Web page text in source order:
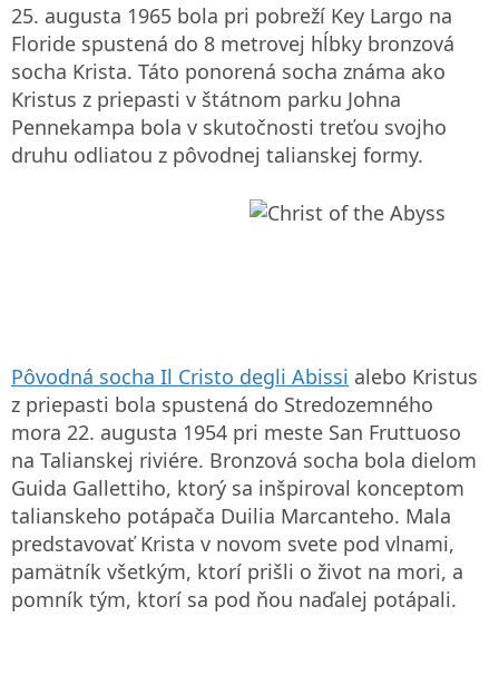
25. augusta 1965 bola pri pobreží Key Largo na
Floride spustená do 8 metrovej hĺbky bronzová
socha Krista. Táto ponorená socha známa ako
Kristus z priepasti v štátnom parku Johna
Pennekampa bola v skutočnosti treťou svojho
druhu odliatou z pôvodnej talianskej formy.
Pôvodná socha Il Cristo degli Abissi alebo Kristus
z priepasti bola spustená do Stredozemného
mora 22. augusta 1954 pri meste San Fruttuoso
na Talianskej riviére. Bronzová socha bola dielom
Guida Gallettiho, ktorý sa inšpiroval konceptom
talianskeho potápača Duilia Marcanteho. Mala
predstavovať Krista v novom svete pod vlnami,
pamätník všetkým, ktorí prišli o život na mori, a
pomník tým, ktorí sa pod ňou naďalej potápali.